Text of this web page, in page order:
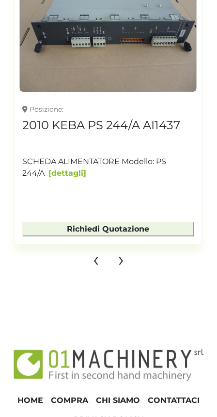
Posizione
2010 KEBA PS 244/A AI1437
SCHEDA ALIMENTATORE Modello: PS
244/A
dettagli
Richiedi Quotazione
‹ ›
HOME COMPRA CHI SIAMO CONTATTACI